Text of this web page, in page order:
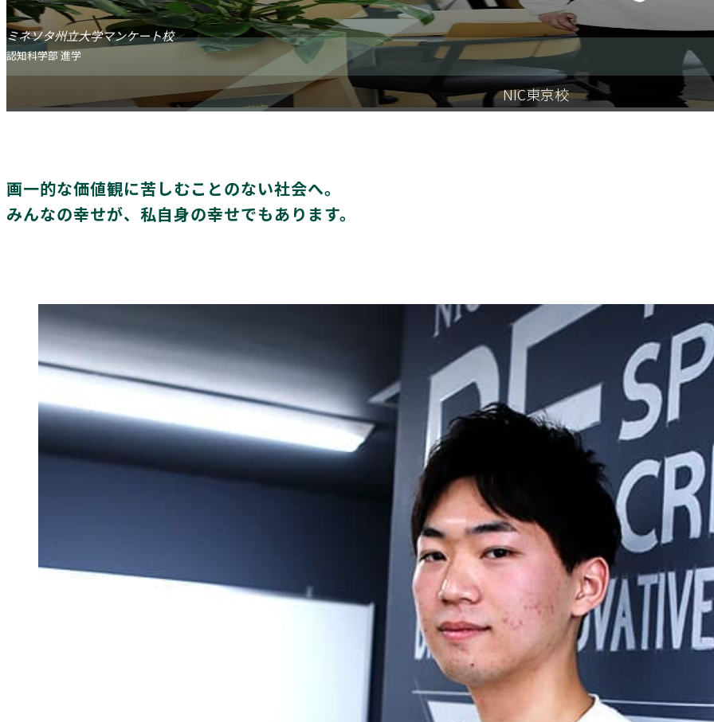
ミネソタ州立大学マンケート校
認知科学部 進学
NIC東京校
画一的な価値観に苦しむことのない社会へ。
みんなの幸せが、 私自身の幸せでもあります。